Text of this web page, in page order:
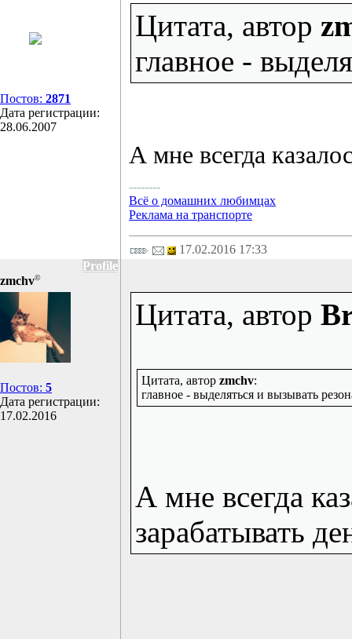
Постов: 2871
Дата регистрации:
28.06.2007
Цитата, автор
главное -
А мне всегда
--------
Всё о домашних любимцах
Реклама на транспорте
17.02.2016 17:33
Profile
zmchv©
Постов: 5
Дата регистрации:
17.02.2016
Цитата, автор
Цитата, автор zmchv:
главное - выделяться и вызывать
А мне всегда
зарабатывать